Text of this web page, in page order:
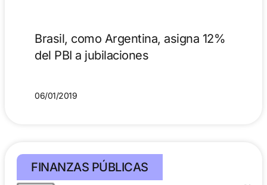
Brasil, como Argentina, asigna 12%
del PBI a jubilaciones
06/01/2019
FINANZAS PÚBLICAS